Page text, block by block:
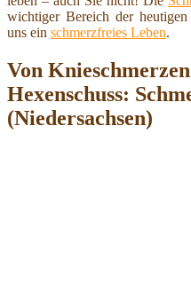
wichtiger Bereich der
uns ein schmerzfreies Leben.
Von
Hexenschuss:
(Niedersachsen)